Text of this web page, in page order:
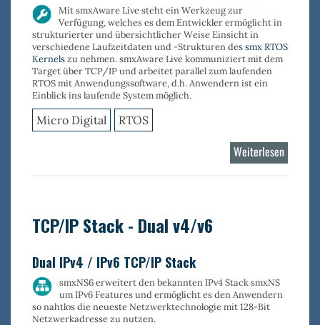
MitsmxAware Livesteht ein Werkzeug zur
Verfügung, welches es dem Entwickler ermöglicht in
strukturierter und übersichtlicher Weise Einsicht in
verschiedene Laufzeitdaten und -Strukturen dessmx RTOS
Kernelszu nehmen. smxAware Livekommuniziert mit dem
Target über TCP/IP und arbeitet parallel zum laufenden
RTOS mit Anwendungssoftware, d.h. Anwendern ist ein
Einblick ins laufende System möglich.
Micro Digital RTOS
Weiterlesen
TCP/IP Stack - Dual v4/v6
Dual IPv4 / IPv6 TCP/IP Stack
smxNS6 erweitert den bekannten IPv4 Stack smxNS
um IPv6 Features und ermöglicht es den Anwendern
so nahtlos die neueste Netzwerktechnologie mit 128-Bit
Netzwerkadresse zu nutzen.